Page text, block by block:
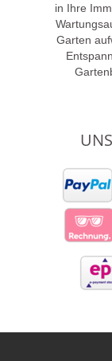
in Ihre
Garten